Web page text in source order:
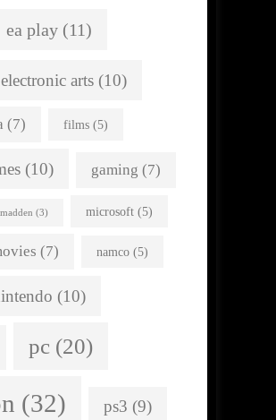
ea play(11)
electronic arts(10)
(7) films(5)
(10) gaming (7)
madden (3) microsoft(5)
(7) namco(5)
(10)
pc(20)
(32) ps3 (9)